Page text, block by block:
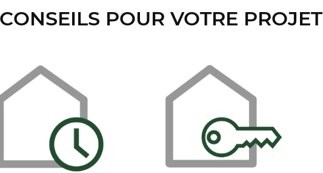
POUR VOTRE PROJET